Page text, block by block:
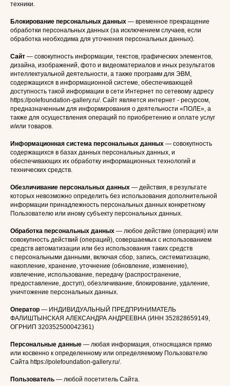
техники.
Блокирование персональных данных — временное прекращение
обработки персональных данных (за исключением случаев, если
обработка необходима для уточнения персональных данных).
Сайт — совокупность информации, текстов, графических элементов,
дизайна, изображений, фото и видеоматериалов и иных результатов
интеллектуальной деятельности, а также программ для ЭВМ,
содержащихся в информационной системе, обеспечивающей
доступность такой информации в сети Интернет по сетевому адресу
https://polefoundation-gallery.ru/. Сайт является интернет - ресурсом,
предназначенным для информирования о деятельности «ПОЛЕ», а
также для осуществления операций по приобретению и оплате услуг
и/или товаров.
Информационная система персональных данных — совокупность
содержащихся в базах данных персональных данных, и
обеспечивающих их обработку информационных технологий и
технических средств.
Обезличивание персональных данных — действия, в результате
которых невозможно определить без использования дополнительной
информации принадлежность персональных данных конкретному
Пользователю или иному субъекту персональных данных.
Обработка персональных данных — любое действие (операция) или
совокупность действий (операций), совершаемых с использованием
средств автоматизации или без использования таких средств
с персональными данными, включая сбор, запись, систематизацию,
накопление, хранение, уточнение (обновление, изменение),
извлечение, использование, передачу (распространение,
предоставление, доступ), обезличивание, блокирование, удаление,
уничтожение персональных данных.
Оператор — ИНДИВИДУАЛЬНЫЙ ПРЕДПРИНИМАТЕЛЬ
ФАЛИШТЫНСКАЯ АЛЕКСАНДРА АНДРЕЕВНА (ИНН 352828659149,
ОГРНИП 320352500042361)
Персональные данные — любая информация, относящаяся прямо
или косвенно к определенному или определяемому Пользователю
Сайта https://polefoundation-gallery.ru/.
Пользователь — любой посетитель Сайта.